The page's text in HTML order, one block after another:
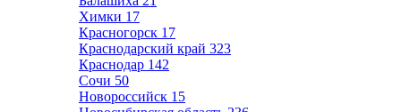
Химки 17
Красногорск 17
Краснодарский край 323
Краснодар 142
Сочи 50
Новороссийск 15